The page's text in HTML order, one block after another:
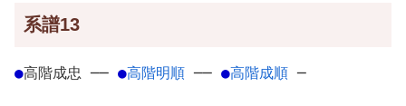
系譜13
●高階成忠 ── ●高階明順 ── ●高階成順 ─